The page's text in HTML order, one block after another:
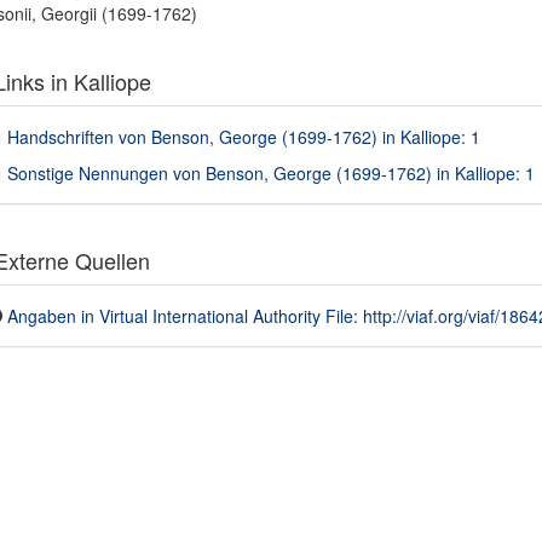
Georgii (1699-1762)
in Kalliope
Handschriften von Benson, George (1699-1762) in Kalliope: 1
Sonstige Nennungen von Benson, George (1699-1762) in Kalliope: 1
Quellen
Angaben in Virtual International Authority File: http://viaf.org/viaf/